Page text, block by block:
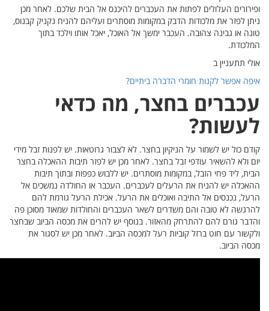
מכן
קבנוס,
זבל מידי
בחצר
אל
להם
פה
שבחצר
את